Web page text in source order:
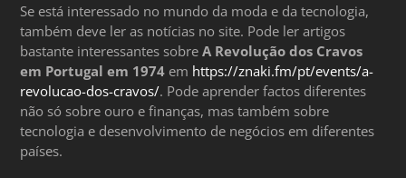
Se está interessado no mundo da moda e da tecnologia,
também deve ler as notícias no site. Pode ler artigos
bastante interessantes sobreA Revolução dos Cravos
em Portugal em 1974 em https://znaki.fm/pt/events/a-
revolucao-dos-cravos/. Pode aprender factos diferentes
não só sobre ouro e finanças, mas também sobre
tecnologia e desenvolvimento de negócios em diferentes
países.